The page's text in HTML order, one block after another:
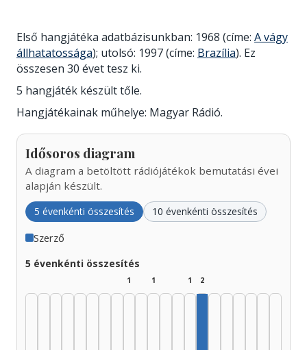
Első hangjátéka adatbázisunkban: 1968 (címe: A vágy
állhatatossága); utolsó: 1997 (címe: Brazília). Ez
összesen 30 évet tesz ki.
5 hangjáték készült tőle.
Hangjátékainak műhelye: Magyar Rádió.
Idősoros diagram
A diagram a betöltött rádiójátékok bemutatási évei
alapján készült.
5 évenkénti összesítés 10 évenkénti összesítés
Szerző
5 évenkénti összesítés
1 1 1 2